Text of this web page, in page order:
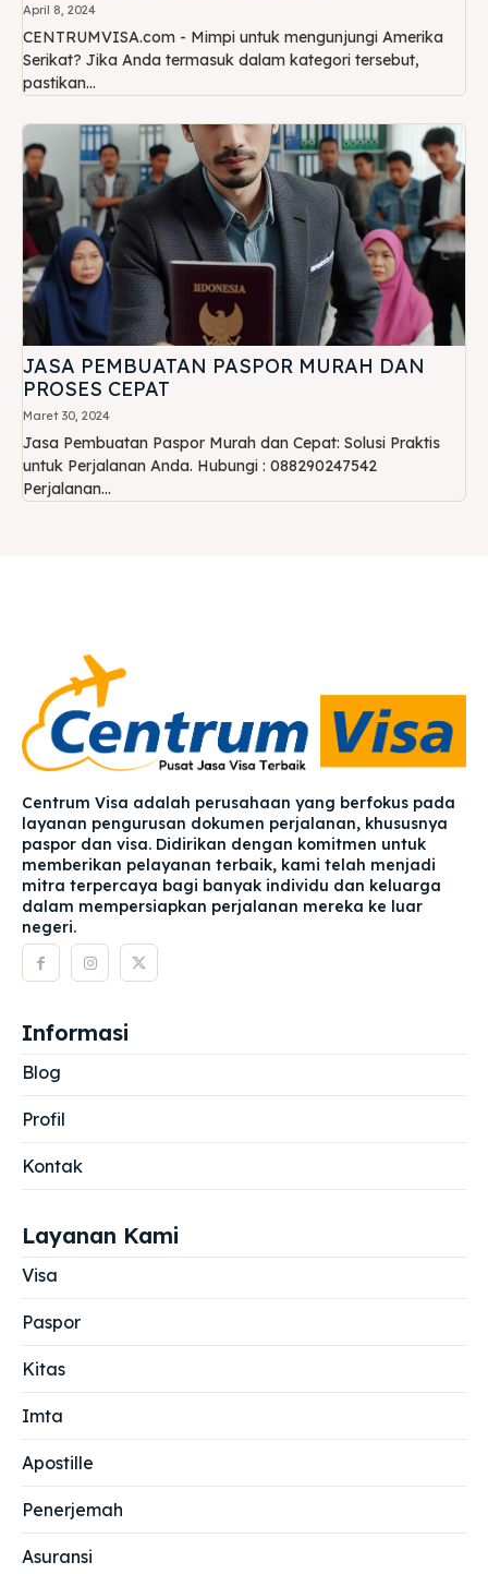
April 8, 2024
CENTRUMVISA.com - Mimpi untuk mengunjungi Amerika
Serikat? Jika Anda termasuk dalam kategori tersebut,
pastikan...
JASA PEMBUATAN PASPOR MURAH DAN
PROSES CEPAT
Maret 30, 2024
Jasa Pembuatan Paspor Murah dan Cepat: Solusi Praktis
untuk Perjalanan Anda. Hubungi : 088290247542
Perjalanan...
Centrum Visa adalah perusahaan yang berfokus pada
layanan pengurusan dokumen perjalanan, khususnya
paspor dan visa. Didirikan dengan komitmen untuk
memberikan pelayanan terbaik, kami telah menjadi
mitra terpercaya bagi banyak individu dan keluarga
dalam mempersiapkan perjalanan mereka ke luar
negeri.
Informasi
Blog
Profil
Kontak
Layanan Kami
Visa
Paspor
Kitas
Imta
Apostille
Penerjemah
Asuransi